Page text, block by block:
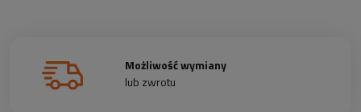
Możliwość wymiany
lub zwrotu